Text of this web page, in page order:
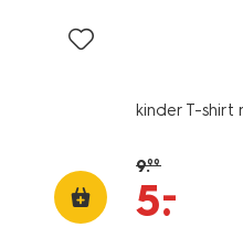
kinder T-shirt
9.99
5.
–